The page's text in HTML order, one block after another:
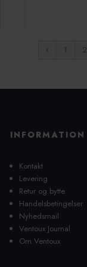
1 2
INFORMATION
Kontakt
Levering
Retur og bytte
Handelsbetingelser
Nyhedsmail
Ventoux Journal
Om Ventoux